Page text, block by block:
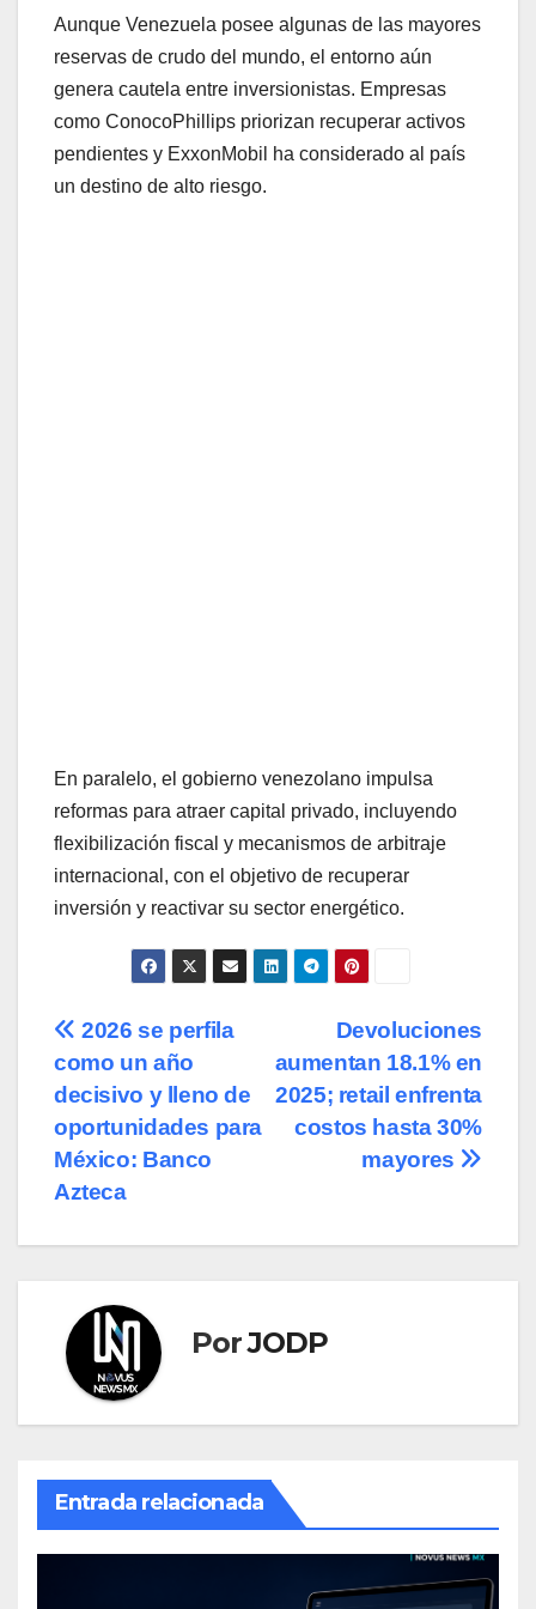
Aunque Venezuela posee algunas de las mayores
reservas de crudo del mundo, el entorno aún
genera cautela entre inversionistas. Empresas
como ConocoPhillips priorizan recuperar activos
pendientes y ExxonMobil ha considerado al país
un destino de alto riesgo.
En paralelo, el gobierno venezolano impulsa
reformas para atraer capital privado, incluyendo
flexibilización fiscal y mecanismos de arbitraje
internacional, con el objetivo de recuperar
inversión y reactivar su sector energético.
Navegación
de
entradas
Devoluciones
aumentan 18.1% en
2025; retail enfrenta
costos hasta 30%
mayores
2026 se perfila
como un año
decisivo y lleno de
oportunidades para
México: Banco
Azteca
PorJODP
Entrada relacionada